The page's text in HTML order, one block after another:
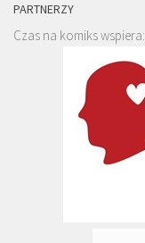
PARTNERZY
Czas na komiks wspiera: